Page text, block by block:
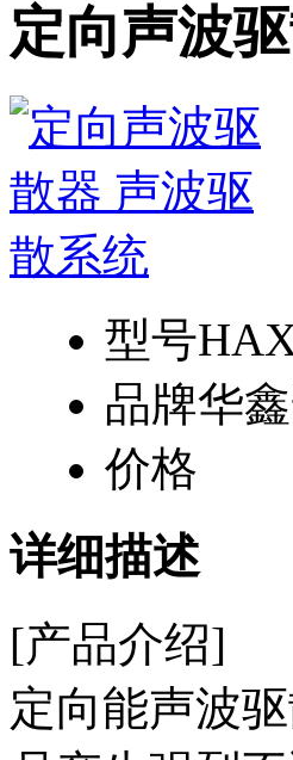
定向声波
型号
品牌华
价格
详细描述
[产品介绍]
定向能声波